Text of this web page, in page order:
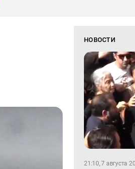
НОВОСТИ
21:10, 7 августа